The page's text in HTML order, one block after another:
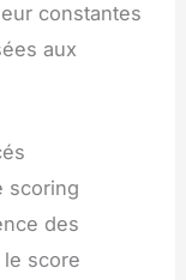
constantes
aux
scoring
des
score